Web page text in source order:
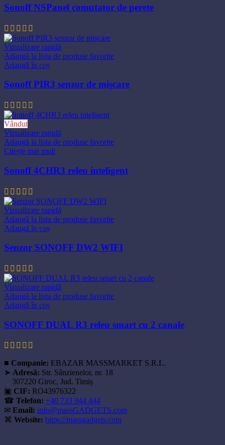
Sonoff NSPanel comutator de perete
Vizualizare rapidă
Adaugă la lista de produse favorite
Adaugă în coș
Sonoff PIR3 senzor de mișcare
Vândut
Vizualizare rapidă
Adaugă la lista de produse favorite
Citește mai mult
Sonoff 4CHR3 releu inteligent
Vizualizare rapidă
Adaugă la lista de produse favorite
Adaugă în coș
Senzor SONOFF DW2 WIFI
Vizualizare rapidă
Adaugă la lista de produse favorite
Adaugă în coș
SONOFF DUAL R3 releu smart cu 2 canale
■ Companie: EBAZAR MASSMARKET S.R.L.
➤ Adresă: Str. Sânzienelor, nr. 18
307220 Giroc, Jud. Timiș
▣ CIF: RO43976322
☎ Telefon: +40 733 944 444
✉ Email: info@massGADGETS.com
⌘ Website: https://massgadgets.com